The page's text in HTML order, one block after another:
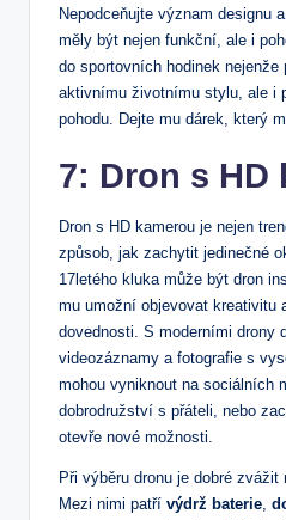
Nepodceňujte význam designu
měly být nejen funkční, ale i
do sportovních hodinek
aktivnímu životnímu stylu, ale i
pohodu. Dejte mu dárek, který
7: Dron s HD
Dron s HD kamerou je nejen
způsob, jak zachytit jedinečné
17letého kluka může být dron
mu umožní objevovat kreativitu
dovednosti. S moderními drony
videozáznamy a fotografie s
mohou vyniknout na sociálních
dobrodružství s přáteli, nebo
otevře nové možnosti.
Při výběru dronu je dobré
Mezi nimi patří výdrž baterie,